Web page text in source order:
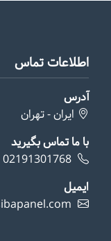
اطلاعات تماس
آدرس
ایران - تهران
با ما تماس بگیرید
02191301768
ایمیل